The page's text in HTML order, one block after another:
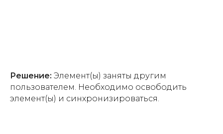
Решение: Элемент(ы) заняты другим
пользователем. Необходимо освободить
элемент(ы) и синхронизироваться.